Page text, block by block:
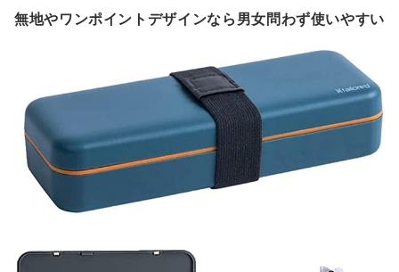
無地やワンポイントデザインなら男女問わず使いやすい